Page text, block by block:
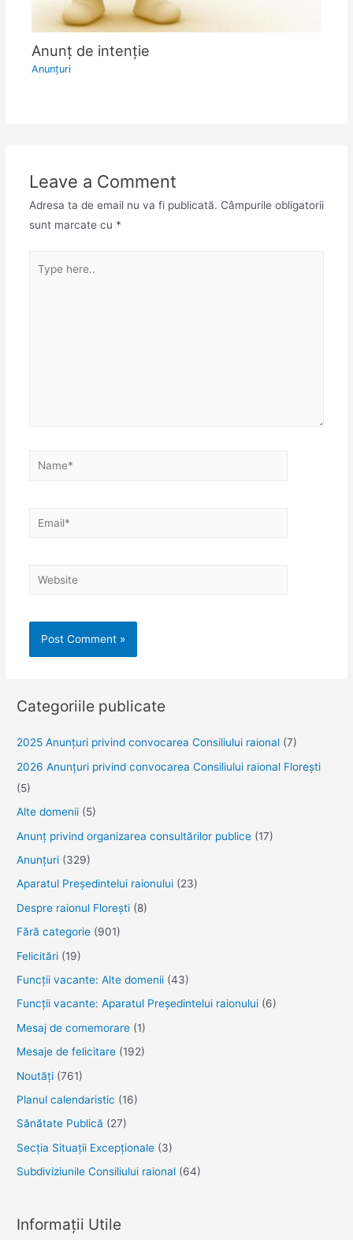
Anunţ de intenţie
Anunţuri
Leave a Comment
Adresa ta de email nu va fi publicată. Câmpurile obligatorii
sunt marcate cu *
here..
Name*
Email*
Website
Categoriile publicate
2025 Anunţuri privind convocarea Consiliului raional (7)
2026 Anunțuri privind convocarea Consiliului raional Florești
(5)
Alte domenii (5)
Anunţ privind organizarea consultărilor publice (17)
Anunţuri (329)
Aparatul Preşedintelui raionului (23)
Despre raionul Floreşti (8)
Fără categorie (901)
Felicitări (19)
Funcţii vacante: Alte domenii (43)
Funcții vacante: Aparatul Președintelui raionului (6)
Mesaj de comemorare (1)
Mesaje de felicitare (192)
Noutăţi (761)
Planul calendaristic (16)
Sănătate Publică (27)
Secția Situații Excepționale (3)
Subdiviziunile Consiliului raional (64)
Informații Utile